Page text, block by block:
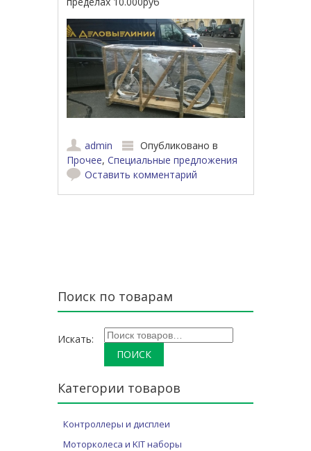
admin
Опубликовано в
Прочее,Специальные предложения
Оставить комментарий
Поиск по товарам
Искать:
Категории товаров
Контроллеры и дисплеи
Моторколеса и KIT наборы